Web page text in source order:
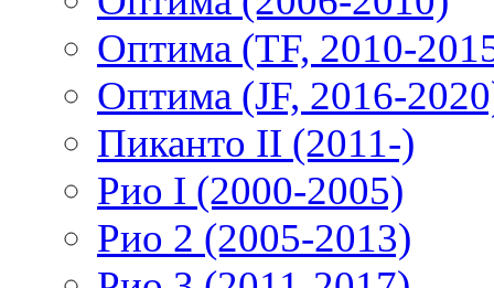
Оптима (TF, 2010-
Оптима (JF, 2016-
Пиканто II (2011-)
Рио I (2000-2005)
Рио 2 (2005-2013)